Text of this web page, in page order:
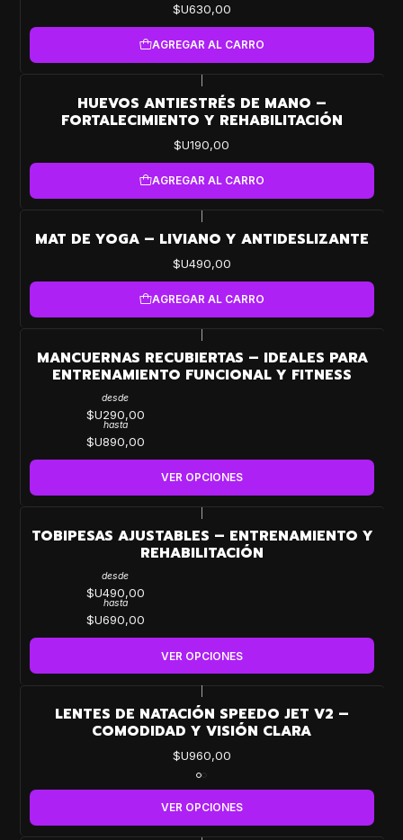
$U630,00
AGREGAR AL CARRO
HUEVOS ANTIESTRÉS DE MANO –
FORTALECIMIENTO Y REHABILITACIÓN
$U190,00
AGREGAR AL CARRO
MAT DE YOGA – LIVIANO Y ANTIDESLIZANTE
$U490,00
AGREGAR AL CARRO
MANCUERNAS RECUBIERTAS – IDEALES PARA
ENTRENAMIENTO FUNCIONAL Y FITNESS
desde
$U290,00
hasta
$U890,00
VER OPCIONES
TOBIPESAS AJUSTABLES – ENTRENAMIENTO Y
REHABILITACIÓN
desde
$U490,00
hasta
$U690,00
VER OPCIONES
LENTES DE NATACIÓN SPEEDO JET V2 –
COMODIDAD Y VISIÓN CLARA
$U960,00
VER OPCIONES